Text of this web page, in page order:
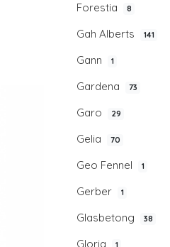
Forestia 8
Gah Alberts 141
Gann 1
Gardena 73
Garo 29
Gelia 70
Geo Fennel 1
Gerber 1
Glasbetong 38
Gloria 1